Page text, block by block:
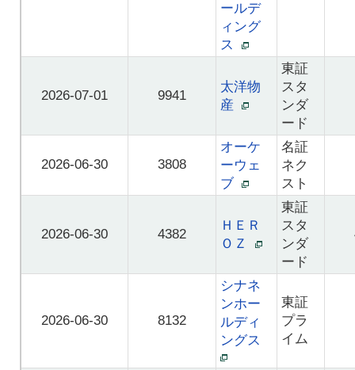
ールデ
ィング
ス
2026-07-01 9941
太洋物
産
東証
スタ
ンダ
ード
2026-06-30 3808
オーケ
ーウェ
ブ
名証
ネク
スト
2026-06-30 4382
ＨＥＲ
ＯＺ
東証
スタ
ンダ
ード
2026-06-30 8132
シナネ
ンホー
ルディ
ングス
東証
プラ
イム